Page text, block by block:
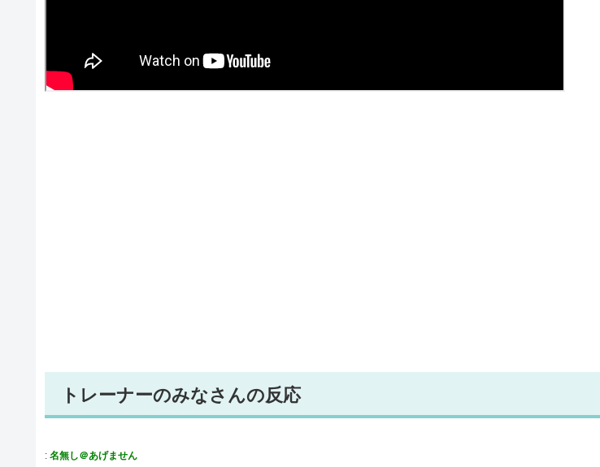
トレーナーのみなさんの反応
: 名無し＠あげません